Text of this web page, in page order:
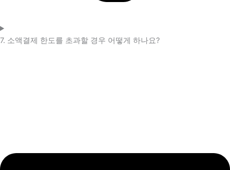
7. 소액결제 한도를 초과할 경우 어떻게 하나요?